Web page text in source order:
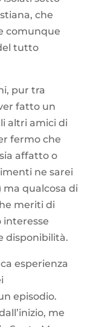
che
comunque
tutto
pur tra
fatto un
altri amici di
fermo che
affatto o
ne sarei
qualcosa di
meriti di
interesse
disponibilità.
esperienza
episodio.
me